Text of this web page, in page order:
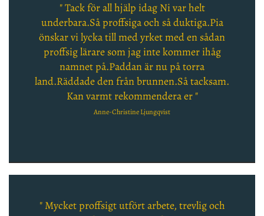
" Tack för all hjälp idag Ni var helt
underbara.Så proffsiga och så duktiga.Pia
önskar vi lycka till med yrket med en sådan
proffsig lärare som jag inte kommer ihåg
namnet på.Paddan är nu på torra
land.Räddade den från brunnen.Så tacksam.
Kan varmt rekommendera er "
Anne-Christine Ljungqvist
" Mycket proffsigt utfört arbete, trevlig och